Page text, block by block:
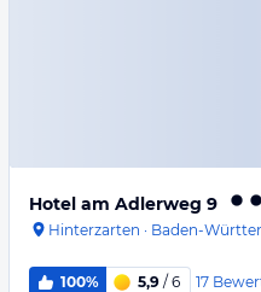
Hotel am Adlerweg 9
Hinterzarten · Baden-
100% 5,9 / 6 17